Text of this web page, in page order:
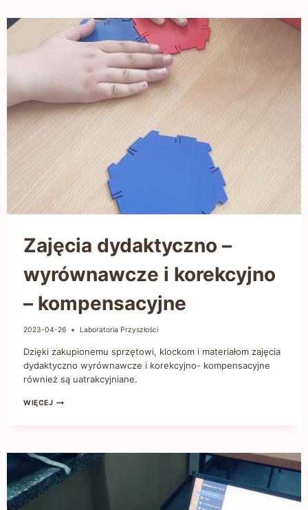
Zajęcia dydaktyczno –
wyrównawcze i korekcyjno
– kompensacyjne
2023-04-26 Laboratoria Przyszłości
Dzięki zakupionemu sprzętowi, klockom i materiałom zajęcia
dydaktyczno wyrównawcze i korekcyjno- kompensacyjne
również są uatrakcyjniane.
WIĘCEJ